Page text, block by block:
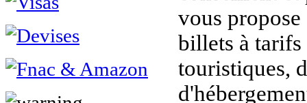
vous
billets à
touristiques,